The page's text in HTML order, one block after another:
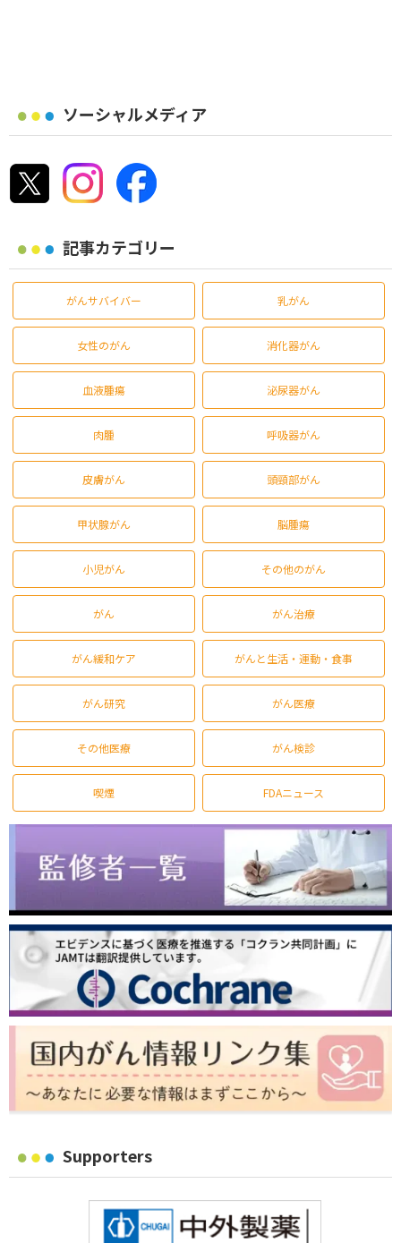
ソーシャルメディア
記事カテゴリー
がんサバイバー 乳がん
女性のがん 消化器がん
血液腫瘍 泌尿器がん
肉腫 呼吸器がん
皮膚がん 頭頸部がん
甲状腺がん 脳腫瘍
小児がん その他のがん
がん がん治療
がん緩和ケア がんと生活・運動・食事
がん研究 がん医療
その他医療 がん検診
喫煙 FDAニュース
Supporters